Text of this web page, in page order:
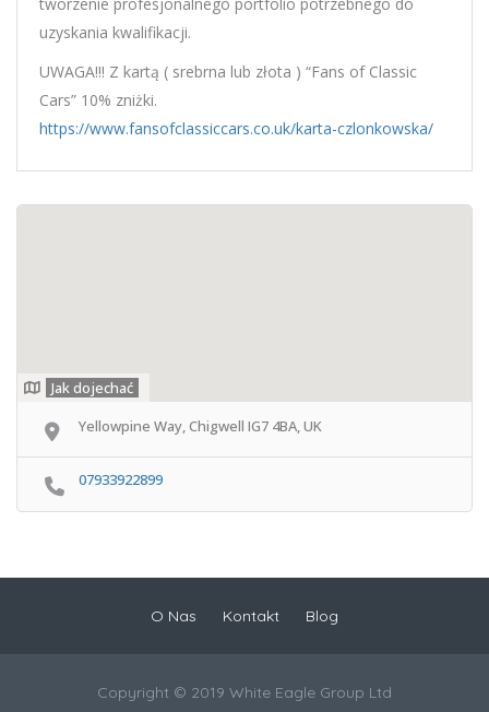
uzyskania kwalifikacji.
UWAGA!!! Z kartą ( srebrna lub złota ) “Fans of Classic
Cars” 10% zniżki.
https://www.fansofclassiccars.co.uk/karta-czlonkowska/
Jak dojechać
Yellowpine Way, Chigwell IG7 4BA, UK
07933922899
O Nas Kontakt Blog
Copyright © 2019 White Eagle Group Ltd